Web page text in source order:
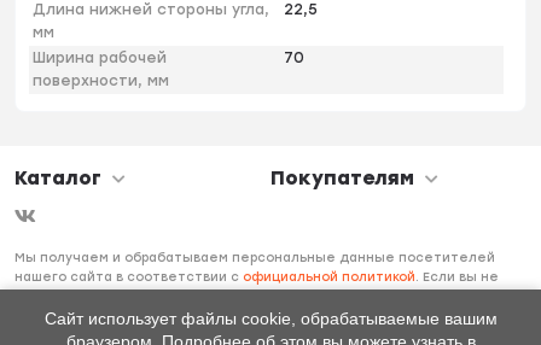
Длина нижней стороны угла,
мм
22,5
Ширина рабочей
поверхности, мм
70
Каталог Покупателям
Мы получаем и обрабатываем персональные данные посетителей
нашего сайта в соответствии с официальной политикой
. Если вы не
необходимо покинуть наш сайт.
Сайт использует файлы cookie, обрабатываемые вашим